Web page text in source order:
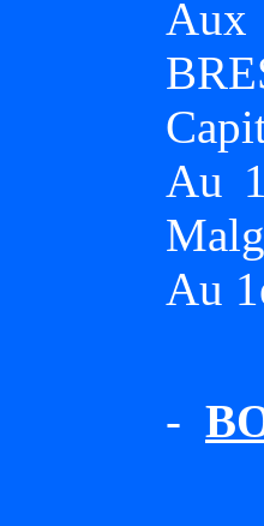
Aux
Au
Au
-